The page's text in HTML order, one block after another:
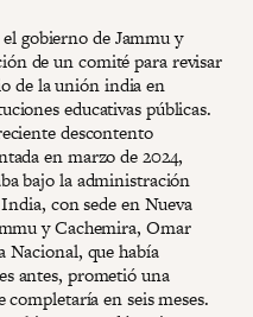
gobierno de Jammu y
de un comité para revisar
de la unión india en
educativas públicas.
descontento
en marzo de 2024,
bajo la administración
con sede en Nueva
y Cachemira, Omar
Nacional, que había
antes, prometió una
en seis meses.